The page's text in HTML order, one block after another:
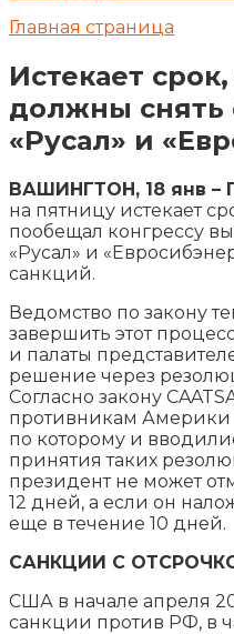
Главная страница
Истекает
должны снять
«Русал» и
ВАШИНГТОН, 18 янв –
на пятницу истекает
пообещал конгрессу
«Русал» и
санкций.
Ведомство по закону
завершить этот
и палаты
решение через
Согласно закону
противникам Америки
по которому и
принятия таких
президент не может
12 дней, а если он
еще в течение 10 дней.
САНКЦИИ С
США в начале апреля
санкции против РФ, в